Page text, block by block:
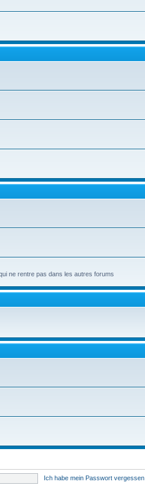
ne rentre pas dans les autres forums
Ich habe mein Passwort vergessen